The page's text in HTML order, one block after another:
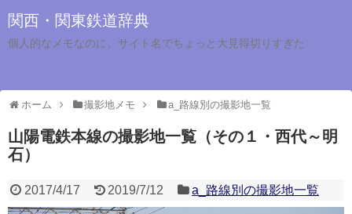
関西・関東鉄道辞典
個人的なメモなのに、サイト名でちょっと大見得切りすぎた
ホーム 撮影地メモ a_路線別の撮影地一覧
山陽電鉄本線の撮影地一覧（その１・西代～明
石）
2017/4/17 2019/7/12 a_路線別の撮影地一覧